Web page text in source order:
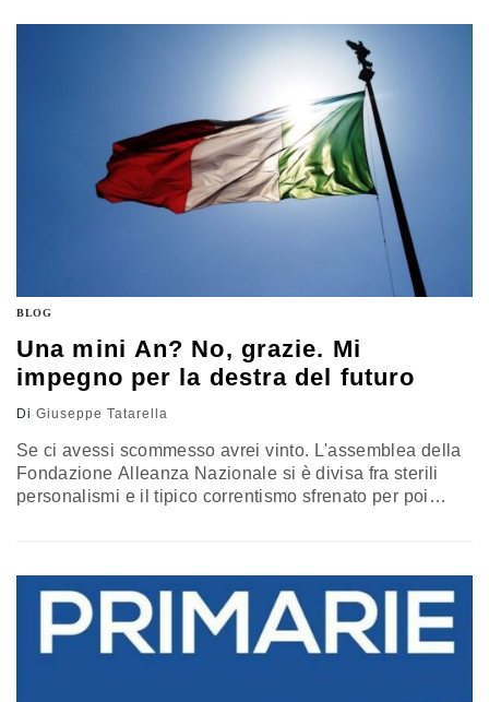
rappresentare in toto la destra nazionale italiana. Una
BLOG
Una mini An? No, grazie. Mi
impegno per la destra del futuro
Di Giuseppe Tatarella
Se ci avessi scommesso avrei vinto. L'assemblea della
Fondazione Alleanza Nazionale si è divisa fra sterili
personalismi e il tipico correntismo sfrenato per poi
prossime elezioni europee e l'altra procederà a suon di
carte bollate e…